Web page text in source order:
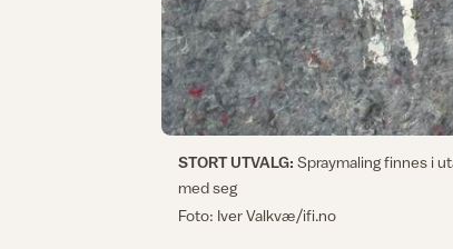
STORT UTVALG: Spraymaling finnes i
med seg
Foto: Iver Valkvæ/ifi.no